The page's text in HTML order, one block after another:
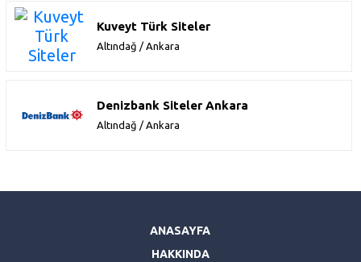
Kuveyt Türk Siteler
Altındağ / Ankara
Denizbank Siteler Ankara
Altındağ / Ankara
ANASAYFA
HAKKINDA